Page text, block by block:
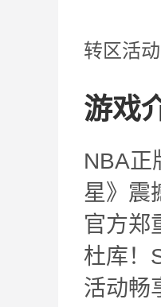
转区活动
游戏
NBA正
星》震
官方郑
杜库！
活动畅